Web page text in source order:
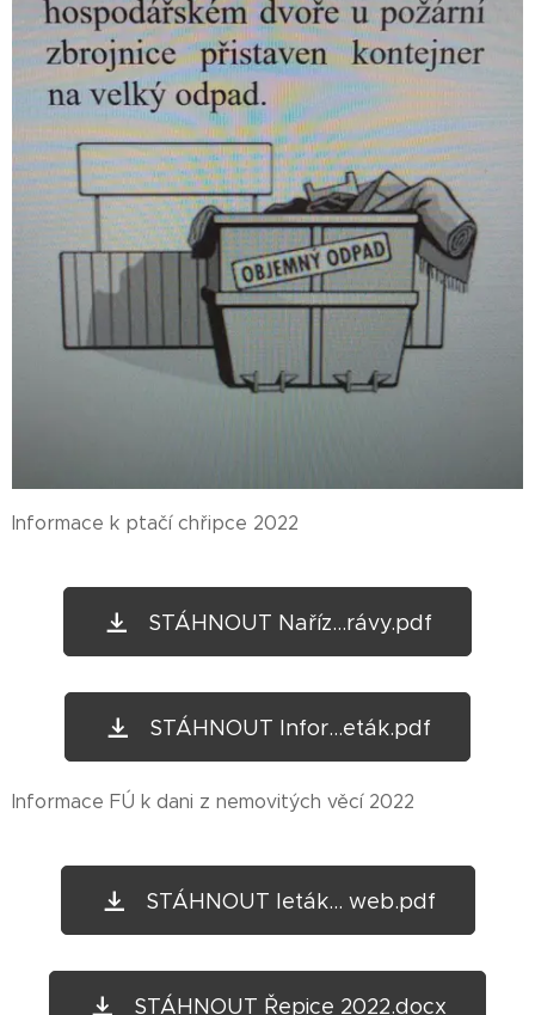
Informace k ptačí chřipce 2022
STÁHNOUT Naříz...rávy.pdf
STÁHNOUT Infor...eták.pdf
Informace FÚ k dani z nemovitých věcí 2022
STÁHNOUT leták... web.pdf
STÁHNOUT Řepice 2022.docx